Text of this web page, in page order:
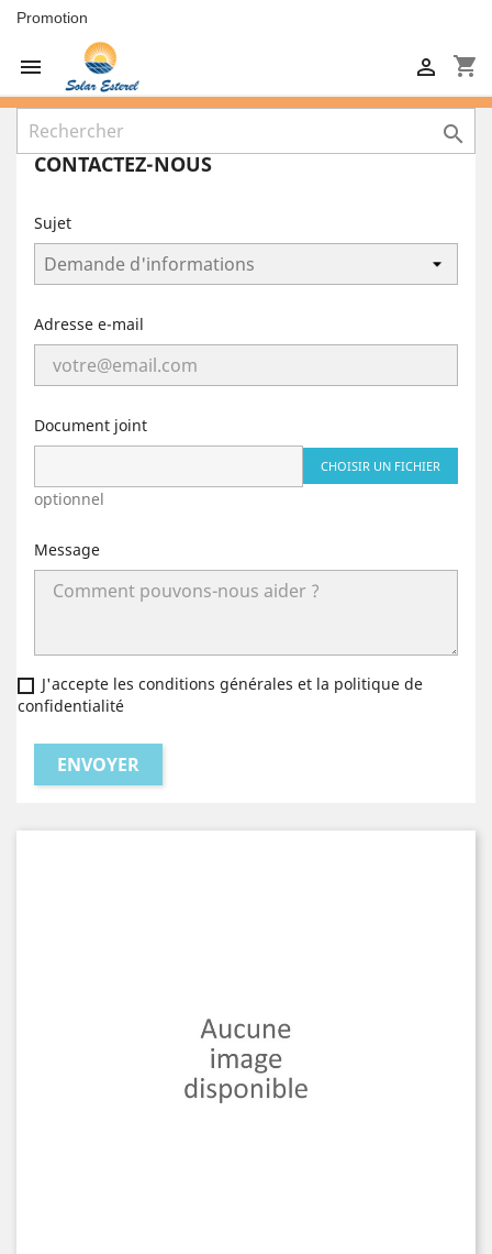
Promotion
 shopping_cart


CONTACTEZ-NOUS
Sujet
Adresse e-mail
Document joint
CHOISIR UN FICHIER
optionnel
Message
J'accepte les conditions générales et la politique de
confidentialité